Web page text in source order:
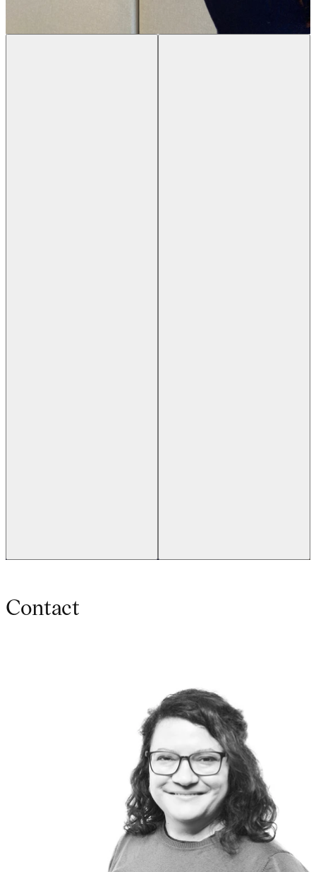
Contact